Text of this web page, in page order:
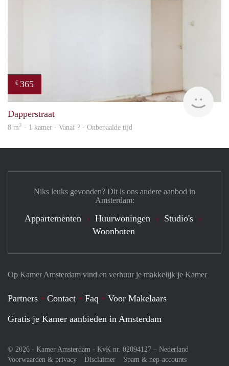
€ 365
Dapperstraat
8 m2 · 1 kamer · Vanaf ? - Onbepaalde tijd
Op Kamer Amsterdam vind en verhuur je makkelijk je Kamer
Partners Contact Faq
Voor Makelaars
Gratis je Kamer aanbieden in Amsterdam
© 2026 - Kamer Amsterdam - KvK nr. 02094127 – Nederland
Voorwaarden & privacy
Disclaimer Spam & nep-accounts
Niks leuks gevonden? Dit is ons andere aanbod in
Amsterdam:
Appartementen Huurwoningen
Studio's
Woonboten